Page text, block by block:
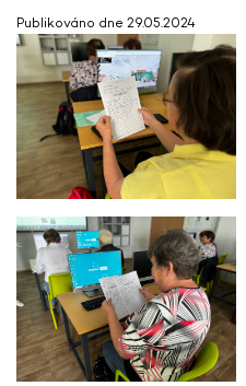
Publikováno dne 29.05.2024